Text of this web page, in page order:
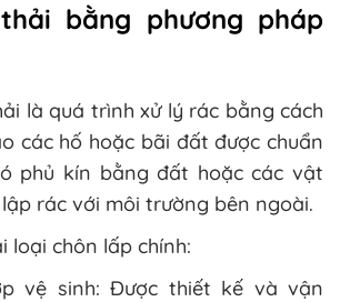
bằng phương pháp
là quá trình xử lý rác bằng cách
các hố hoặc bãi đất được chuẩn
phủ kín bằng đất hoặc các vật
rác với môi trường bên ngoài.
loại chôn lấp chính:
vệ sinh: Được thiết kế và vận